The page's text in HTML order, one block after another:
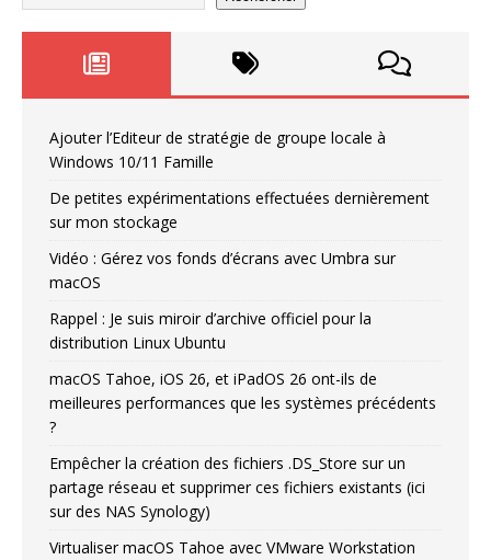
Ajouter l’Editeur de stratégie de groupe locale à
Windows 10/11 Famille
De petites expérimentations effectuées dernièrement
sur mon stockage
Vidéo : Gérez vos fonds d’écrans avec Umbra sur
macOS
Rappel : Je suis miroir d’archive officiel pour la
distribution Linux Ubuntu
macOS Tahoe, iOS 26, et iPadOS 26 ont-ils de
meilleures performances que les systèmes précédents
?
Empêcher la création des fichiers .DS_Store sur un
partage réseau et supprimer ces fichiers existants (ici
sur des NAS Synology)
Virtualiser macOS Tahoe avec VMware Workstation